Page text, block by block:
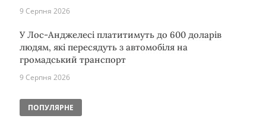
9 Серпня 2026
У Лос-Анджелесі платитимуть до 600 доларів
людям, які пересядуть з автомобіля на
громадський транспорт
9 Серпня 2026
ПОПУЛЯРНЕ